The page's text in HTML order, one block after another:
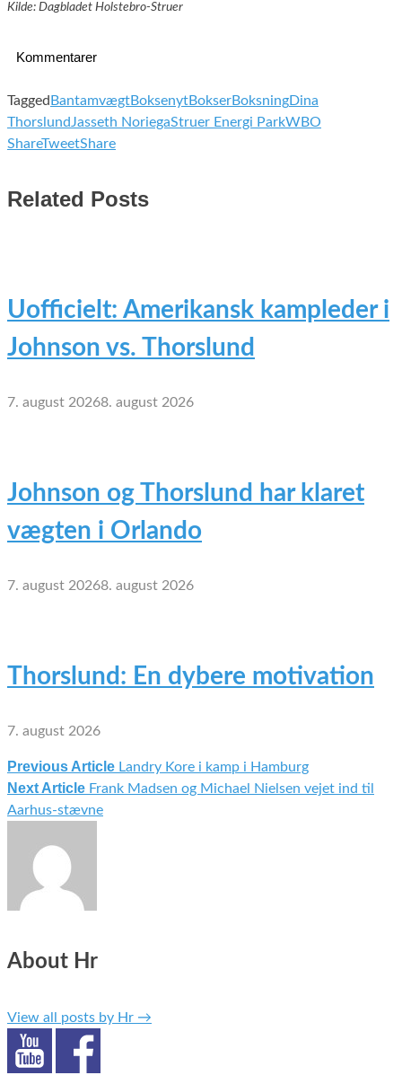
Kilde: Dagbladet Holstebro-Struer
Kommentarer
Tagged BantamvægtBoksenytBokserBoksningDina
Thorslund Jasseth NoriegaStruer Energi ParkWBO
ShareTweetShare
Related Posts
Uofficielt: Amerikansk kampleder i
Johnson vs. Thorslund
7. august 20268. august 2026
Johnson og Thorslund har klaret
vægten i Orlando
7. august 20268. august 2026
Thorslund: En dybere motivation
7. august 2026
Indlægsnavigation
Previous Article Landry Kore i kamp i Hamburg
Next Article Frank Madsen og Michael Nielsen vejet ind til
Aarhus-stævne
About Hr
View all posts by Hr →